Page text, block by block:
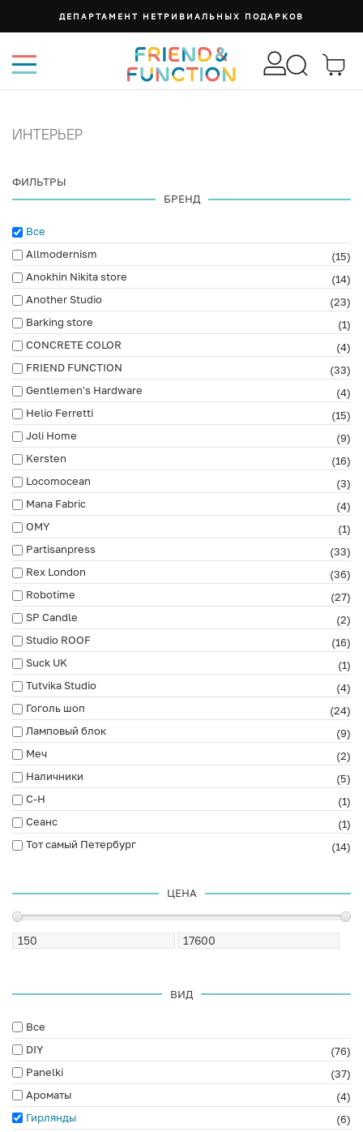
ДЕПАРТАМЕНТ НЕТРИВИАЛЬНЫХ ПОДАРКОВ
ИНТЕРЬЕР
ФИЛЬТРЫ
БРЕНД
Все
Allmodernism
(15)
Anokhin Nikita store
(14)
Another Studio
(23)
Barking store
(1)
CONCRETE COLOR
(4)
FRIEND FUNCTION
(33)
Gentlemen's Hardware
(4)
Helio Ferretti
(15)
Joli Home
(9)
Kersten
(16)
Locomocean
(3)
Mana Fabric
(4)
OMY
(1)
Partisanpress
(33)
Rex London
(36)
Robotime
(27)
SP Candle
(2)
Studio ROOF
(16)
Suck UK
(1)
Tutvika Studio
(4)
Гоголь шоп
(24)
Ламповый блок
(9)
Меч
(2)
Наличники
(5)
С-Н
(1)
Сеанс
(1)
Тот самый Петербург
(14)
ЦЕНА
ВИД
Все
DIY
(76)
Panelki
(37)
Ароматы
(4)
Гирлянды
(6)